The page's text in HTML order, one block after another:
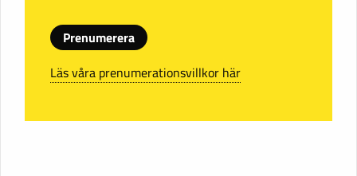
Prenumerera
Läs våra prenumerationsvillkor här